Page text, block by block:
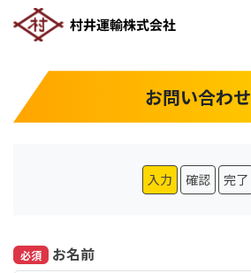
お問い合わせ
入力 確認 完了
必須 お名前